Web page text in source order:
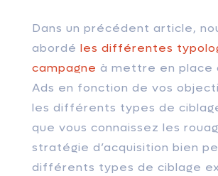
Dans un précédent article,
abordé les différentes
campagne à mettre en place
Ads en fonction de vos
les différents types de
que vous connaissez les
stratégie d’acquisition bien
différents types de ciblage